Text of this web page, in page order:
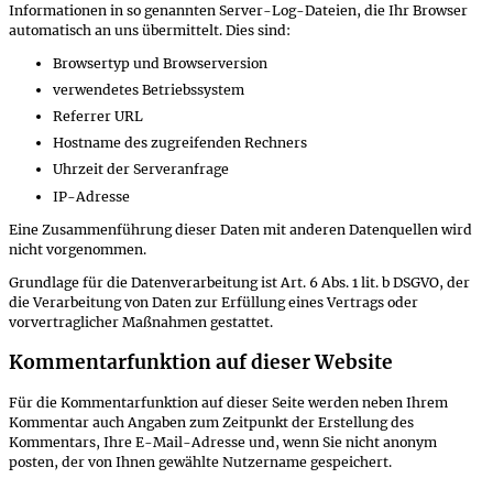
Informationen in so genannten Server-Log-Dateien, die Ihr Browser
automatisch an uns übermittelt. Dies sind:
Browsertyp und Browserversion
verwendetes Betriebssystem
Referrer URL
Hostname des zugreifenden Rechners
Uhrzeit der Serveranfrage
IP-Adresse
Eine Zusammenführung dieser Daten mit anderen Datenquellen wird
nicht vorgenommen.
Grundlage für die Datenverarbeitung ist Art. 6 Abs. 1 lit. b DSGVO, der
die Verarbeitung von Daten zur Erfüllung eines Vertrags oder
vorvertraglicher Maßnahmen gestattet.
Kommentarfunktion auf dieser Website
Für die Kommentarfunktion auf dieser Seite werden neben Ihrem
Kommentar auch Angaben zum Zeitpunkt der Erstellung des
Kommentars, Ihre E-Mail-Adresse und, wenn Sie nicht anonym
posten, der von Ihnen gewählte Nutzername gespeichert.